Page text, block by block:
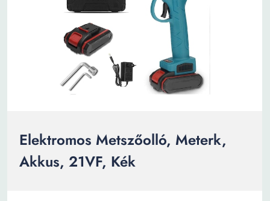
Elektromos Metszőolló, Meterk,
Akkus, 21VF, Kék